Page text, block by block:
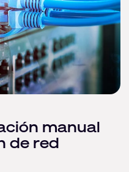
manual
de red